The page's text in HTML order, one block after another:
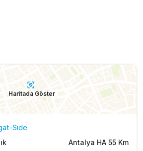
Haritada Göster
Side
Antalya HA 55 Km